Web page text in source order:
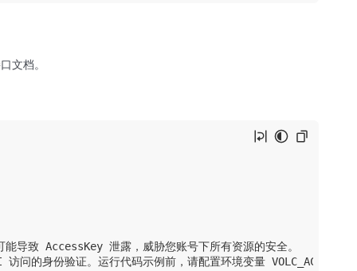
文档。
致 AccessKey 泄露，威胁您账号下所有资源的安全。
问的身份验证。运行代码示例前，请配置环境变量